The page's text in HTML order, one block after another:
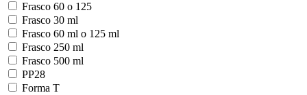
Frasco 60 o 125
Frasco 30 ml
Frasco 60 ml o 125 ml
Frasco 250 ml
Frasco 500 ml
PP28
Forma T